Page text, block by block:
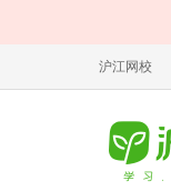
沪江网校